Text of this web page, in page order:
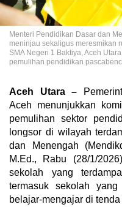
Menteri Pendidikan Dasar dan
meninjau sekaligus meresmikan
SMA Negeri 1 Baktiya, Aceh
pemulihan pendidikan
Aceh Utara –
Aceh menunjukkan
pemulihan sektor
longsor di wilayah
dan Menengah
M.Ed., Rabu (28/1/
sekolah yang
termasuk sekolah
belajar-mengajar di tenda